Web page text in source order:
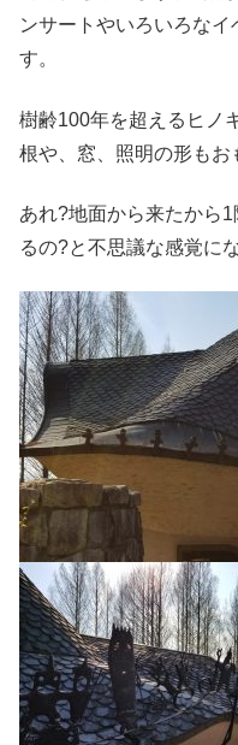
ンサートやいろいろな
す。
樹齢100年を超えるヒノ
根や、窓、照明の形もお
あれ?地面から来たから
るの?と不思議な感覚に